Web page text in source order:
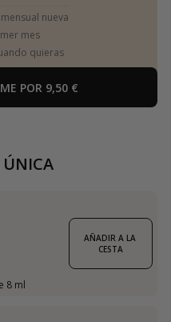
nueva
mes
quieras
POR 9,50 €
8 ml
AÑADIR A LA
CESTA